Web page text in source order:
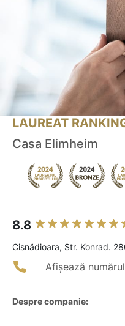
LAUREAT
Casa Elimheim
8.8
Cisnădioara, Str. Konrad.
Afișează
Despre companie: